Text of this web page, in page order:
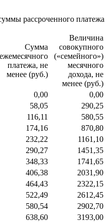
рассроченного платежа
Сумма
ежемесячного
платежа, не
менее (руб.)
Величина
совокупного
(«семейного»)
месячного
дохода, не
менее (руб.)
0,00
0,00
58,05
290,25
116,11
580,55
174,16
870,80
232,22
1161,10
290,27
1451,35
348,33
1741,65
406,38
2031,90
464,43
2322,15
522,49
2612,45
580,54
2902,70
638,60
3193,00